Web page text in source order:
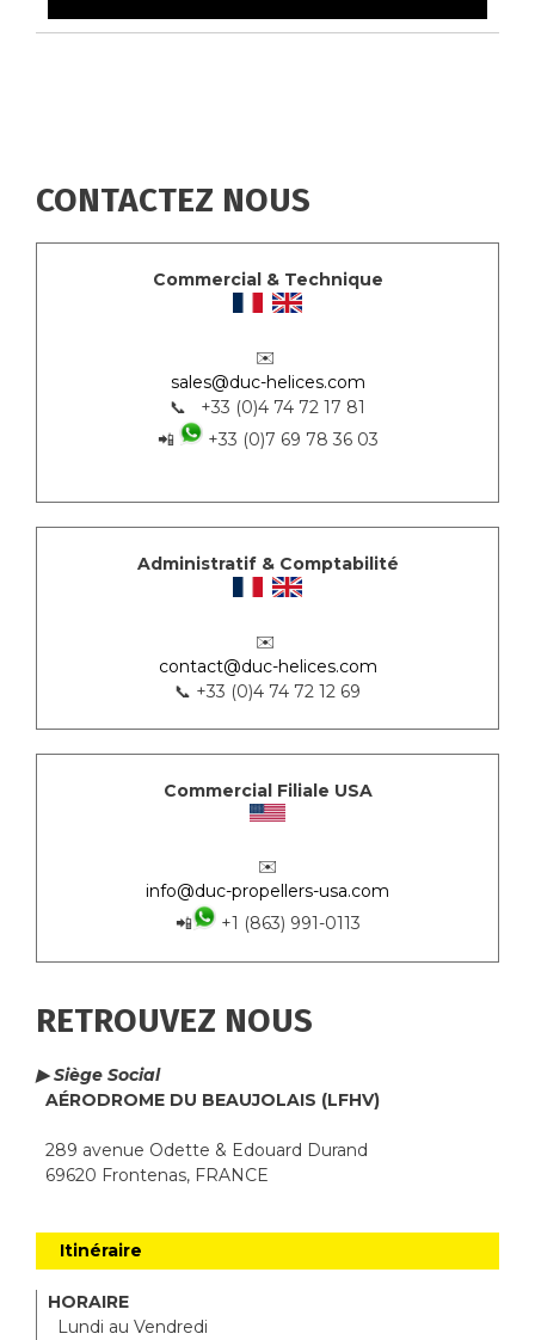
CONTACTEZ NOUS
Commercial & Technique
✉️
sales@duc-helices.com
📞 +33 (0)4 74 72 17 81
📲
+33 (0)7 69 78 36 03
Administratif & Comptabilité
✉️
contact@duc-helices.com
📞 +33 (0)4 74 72 12 69
Commercial Filiale USA
✉️
info@duc-propellers-usa.com
📲
+1 (863) 991-0113
RETROUVEZ NOUS
▶ Siège Social
AÉRODROME DU BEAUJOLAIS (LFHV)
289 avenue Odette & Edouard Durand
69620 Frontenas, FRANCE
Itinéraire
HORAIRE
Lundi au Vendredi